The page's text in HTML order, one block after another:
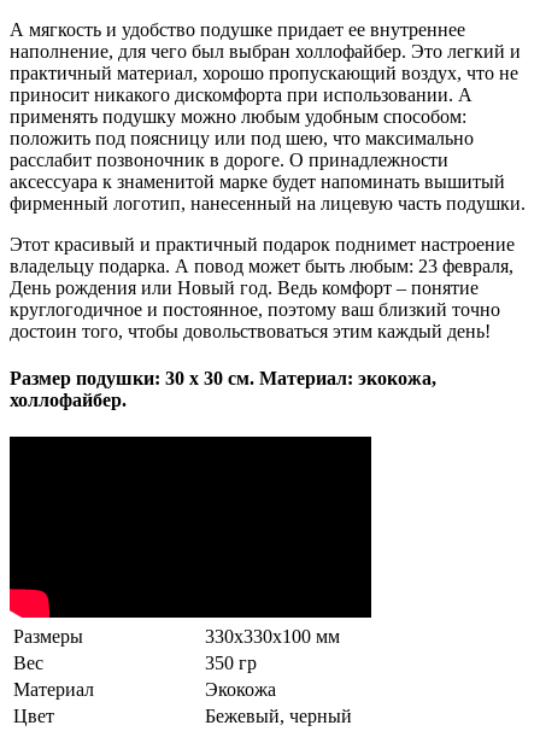
А мягкость и удобство подушке придает ее внутреннее
наполнение, для чего был выбран холлофайбер. Это легкий и
практичный материал, хорошо пропускающий воздух, что не
приносит никакого дискомфорта при использовании. А
применять подушку можно любым удобным способом:
положить под поясницу или под шею, что максимально
расслабит позвоночник в дороге. О принадлежности
аксессуара к знаменитой марке будет напоминать вышитый
фирменный логотип, нанесенный на лицевую часть подушки.
Этот красивый и практичный подарок поднимет настроение
владельцу подарка. А повод может быть любым: 23 февраля,
День рождения или Новый год. Ведь комфорт – понятие
круглогодичное и постоянное, поэтому ваш близкий точно
достоин того, чтобы довольствоваться этим каждый день!
Размер подушки: 30 х 30 см. Материал: экокожа,
холлофайбер.
Размеры
330х330х100 мм
Вес
350 гр
Материал
Экокожа
Цвет
Бежевый, черный